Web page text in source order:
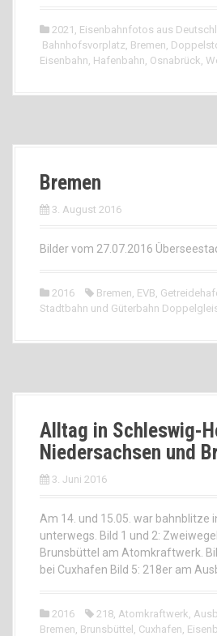
2021 , Eisenbahnfotos aus
Bahnhofsvorplatz, Bremen,
Eisenbahn, Hafenbahn, Osnabrück,
Bremen
3. August 2016
Bilder vom 27.07.2016
2016 Bremen, EVB,
Stadtbahn und Güterbahn
Alltag in Schleswig-
Niedersachsen und
3. Juni 2016
Am 14. und 15.05. war bahnblitze
unterwegs. Bild 1 und 2:
Brunsbüttel am Atomkraftwerk.
bei Cuxhafen Bild 5: 218er am
2016 218, Atomkraftwerk,
Bremen, Brunsbüttel , Cuxhafen,